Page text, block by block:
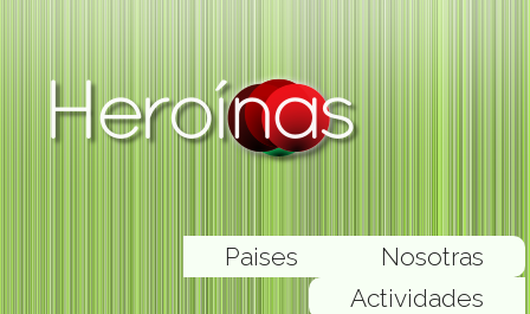
Nosotras
Paises
Actividades